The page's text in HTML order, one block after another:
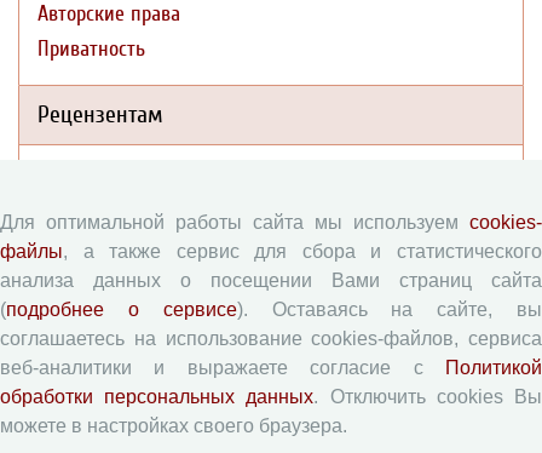
Авторские права
Приватность
Рецензентам
Форма рецензии
Журналы ВолНЦ РАН
Экономические и социальные перемены
Проблемы развития территории
Вопросы территориального развития
Для оптимальной работы сайта мы используем cookies-
файлы, а также сервис для сбора и статистического
анализа данных о посещении Вами страниц сайта
(подробнее о сервисе). Оставаясь на сайте, вы
соглашаетесь на использование cookies-файлов, сервиса
веб-аналитики и выражаете согласие с
Политикой
обработки персональных данных. Отключить cookies Вы
можете в настройках своего браузера.